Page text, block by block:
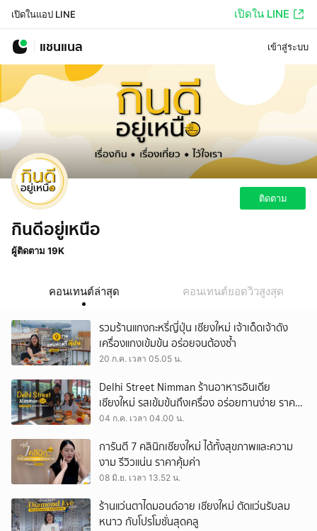
เปิดในแอป LINE เปิดใน LINE
แชนแนล เข้าสู่ระบบ
ติดตาม
กินดีอยู่เหนือ
ผู้ติดตาม 19K
คอนเทนต์ล่าสุด คอนเทนต์ยอดวิวสูงสุด
รวมร้านแกงกะหรี่ญี่ปุ่น เชียงใหม่ เจ้าเด็ดเจ้าดัง
เครื่องแกงเข้มข้น อร่อยจนต้องซ้ำ
20 ก.ค. เวลา 05.05 น.
Delhi Street Nimman ร้านอาหารอินเดีย
เชียงใหม่ รสเข้มข้นถึงเครื่อง อร่อยทานง่าย ราคา
สบายกระเป๋า
04 ก.ค. เวลา 04.00 น.
การันตี 7 คลินิกเชียงใหม่ ได้ทั้งสุขภาพและความ
งาม รีวิวแน่น ราคาคุ้มค่า
08 มิ.ย. เวลา 13.52 น.
ร้านแว่นตาไดมอนด์อาย เชียงใหม่ ตัดแว่นรับลม
หนาว กับโปรโมชั่นสุดคลู